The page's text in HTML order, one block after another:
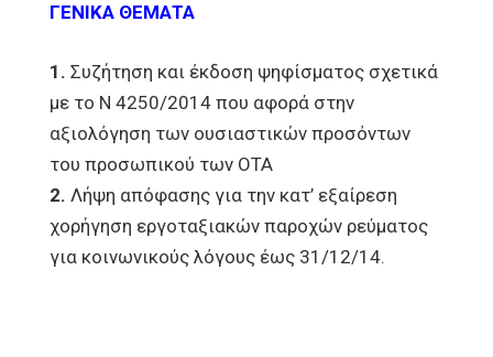
ΓΕΝΙΚΑ ΘΕΜΑΤΑ
1. Συζήτηση και έκδοση ψηφίσματος σχετικά
με το Ν 4250/2014 που αφορά στην
αξιολόγηση των ουσιαστικών προσόντων
του προσωπικού των ΟΤΑ
2. Λήψη απόφασης για την κατ’ εξαίρεση
χορήγηση εργοταξιακών παροχών ρεύματος
για κοινωνικούς λόγους έως 31/12/14.